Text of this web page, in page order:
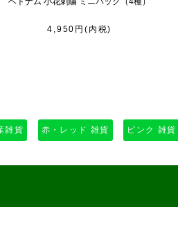
4,950円(内税)
雑貨 赤・レッド 雑貨 ピンク 雑貨